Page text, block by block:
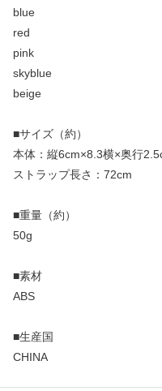
blue
red
pink
skyblue
beige
■サイズ（約）
本体：縦6cm×8.3横×奥行
ストラップ長さ：72cm
■重量（約）
50g
■素材
ABS
■生産国
CHINA